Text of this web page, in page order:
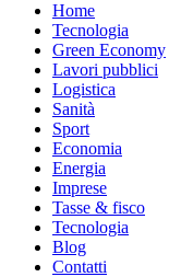
Home
Tecnologia
Green Economy
Lavori pubblici
Logistica
Sanità
Sport
Economia
Energia
Imprese
Tasse & fisco
Tecnologia
Blog
Contatti